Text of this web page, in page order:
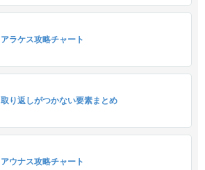
アラケス攻略チャート
取り返しがつかない要素まとめ
アウナス攻略チャート